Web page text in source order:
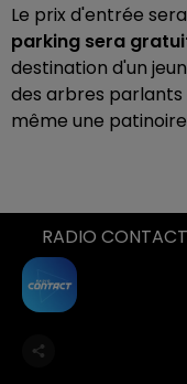
Le prix d'entrée
parking sera
destination d'un
des arbres
même une